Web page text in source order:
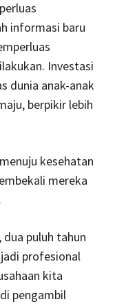
informasi baru
Investasi
dunia anak-anak
berpikir lebih
kesehatan
mereka
puluh tahun
profesional
kita
pengambil